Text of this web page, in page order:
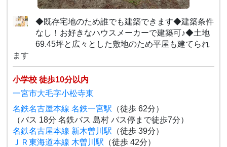
◆既存宅地のため誰でも建築できます◆建築条件
なし！お好きなハウスメーカーで建築可♪◆土地
69.45坪と広々とした敷地のため平屋も建てられ
ます
小学校 徒歩10分以内
一宮市大毛字小松寺東
名鉄名古屋本線 名鉄一宮駅 （徒歩 62分）
（バス 18分 名鉄バス 島村 バス停まで徒歩7分）
名鉄名古屋本線 新木曽川駅 （徒歩 39分）
ＪＲ東海道本線 木曽川駅 （徒歩 42分）